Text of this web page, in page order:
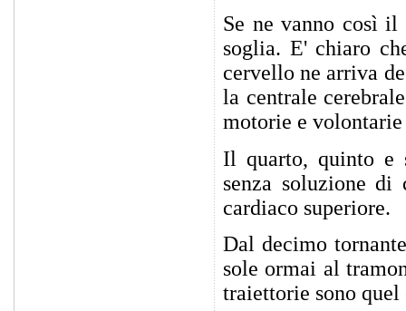
Se ne vanno così
soglia. E' chiaro
cervello ne arriva
la centrale
motorie e
Il quarto, quinto e
senza soluzione
cardiaco superiore.
Dal decimo
sole ormai al
traiettorie sono quel